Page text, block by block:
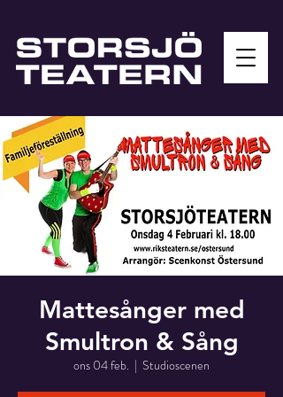
Mattesånger med
Smultron & Sång
ons 04 feb.
  |
Studioscenen